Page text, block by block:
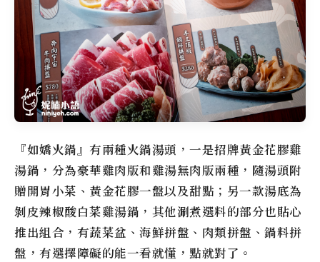
『如嬌火鍋』有兩種火鍋湯頭，一是招牌黃金花膠雞
湯鍋，分為豪華雞肉版和雞湯無肉版兩種，隨湯頭附
贈開胃小菜、黃金花膠一盤以及甜點；另一款湯底為
剝皮辣椒酸白菜雞湯鍋，其他涮煮選料的部分也貼心
推出組合，有蔬菜盆、海鮮拼盤、肉類拼盤、鍋料拼
盤，有選擇障礙的能一看就懂，點就對了。